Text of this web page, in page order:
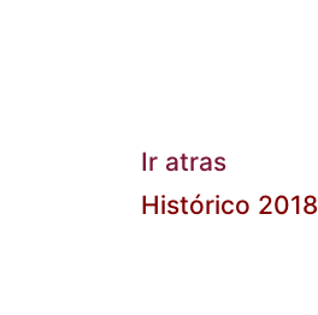
Ir atras
Histórico 2018